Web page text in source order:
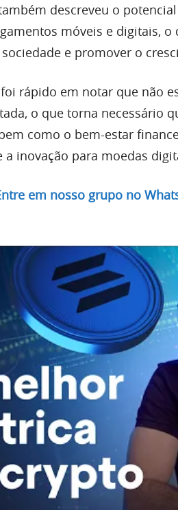
descreveu o
móveis e digitais, o
e promover o
rápido em notar que não
o que torna necessário
como o bem-estar
a inovação para moedas
em nosso grupo no